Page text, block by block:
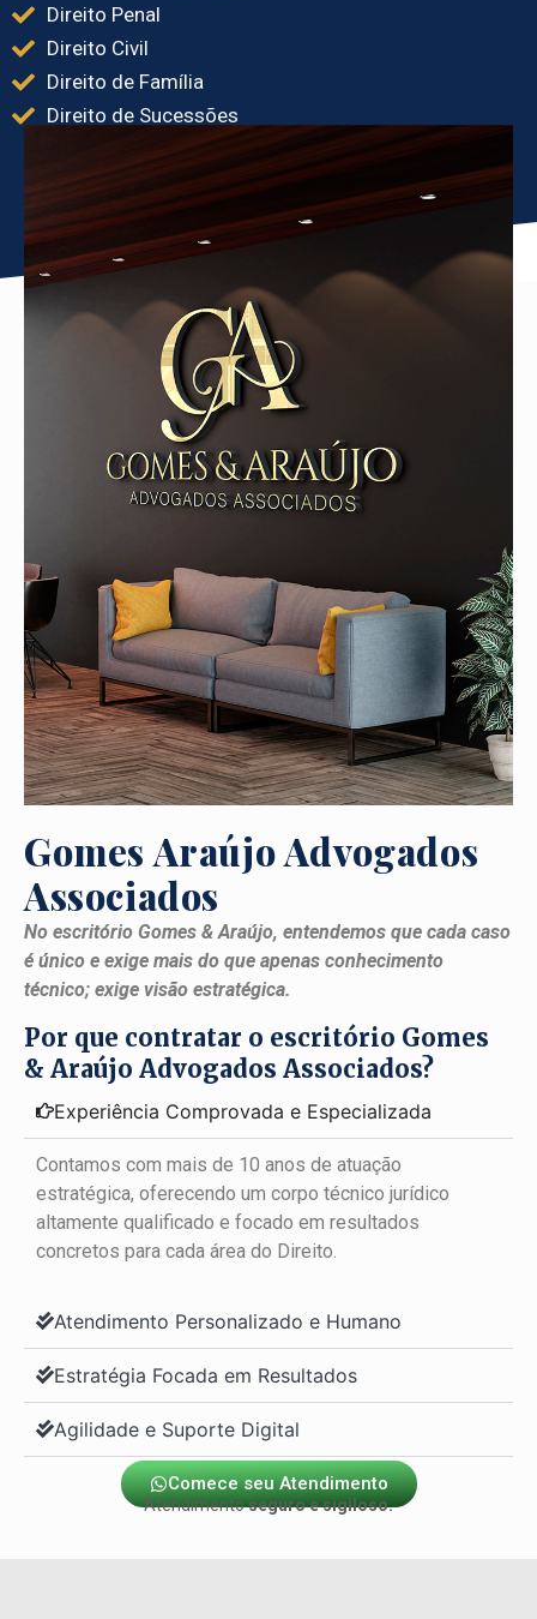
Direito Penal
Direito Civil
Direito de Família
Direito de Sucessões
Comece seu Atendimento
Atendimentoseguro e sigiloso.
Gomes Araújo Advogados
Associados
No escritório Gomes & Araújo, entendemos que cada caso
é único e exige mais do que apenas conhecimento
técnico; exige visão estratégica.
Por que contratar o escritório Gomes
& Araújo Advogados Associados?
Experiência Comprovada e Especializada
Contamos com mais de 10 anos de atuação
estratégica, oferecendo um corpo técnico jurídico
altamente qualificado e focado em resultados
concretos para cada área do Direito.
Atendimento Personalizado e Humano
Estratégia Focada em Resultados
Agilidade e Suporte Digital
Comece seu Atendimento
Atendimentoseguro e sigiloso.